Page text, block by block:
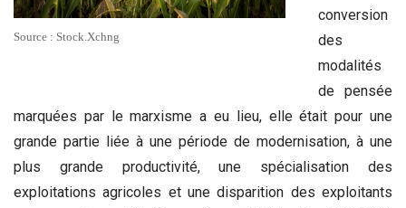
Source : Stock.Xchng
conversion
des
modalités
de pensée
marquées par le marxisme a eu lieu, elle était pour une
grande partie liée à une période de modernisation, à une
plus grande productivité, une spécialisation des
exploitations agricoles et une disparition des exploitants